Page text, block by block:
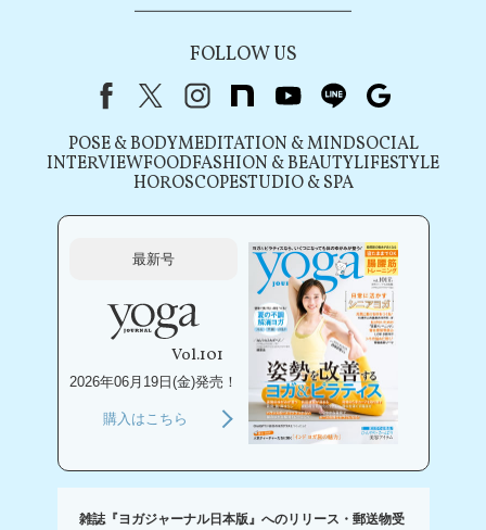
FOLLOW US
FacebookX（旧Twitter）
instagram
note youtubeline
POSE & BODYMEDITATION & MINDSOCIAL
INTERVIEWFOODFASHION & BEAUTYLIFESTYLE
HOROSCOPESTUDIO & SPA
最新号
Vol.101
2026年06月19日(金)発売！
購入はこちら
雑誌『ヨガジャーナル日本版』へのリリース・郵送物受